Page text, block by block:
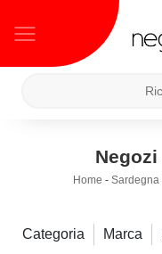
Home - Sardegna
Categoria Marca